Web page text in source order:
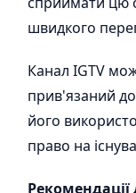
швидкого
Канал IGTV
прив'язаний
його
право на
Рекомендації